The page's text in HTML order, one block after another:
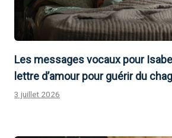
Les messages vocaux pour
lettre d’amour pour guérir du
3 juillet 2026